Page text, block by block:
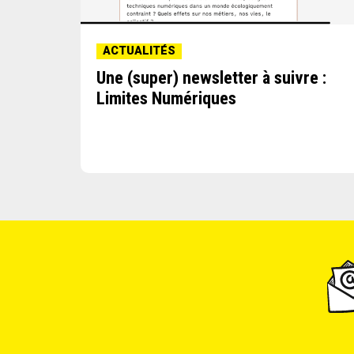
ACTUALITÉS
Une (super) newsletter à suivre :
Limites Numériques